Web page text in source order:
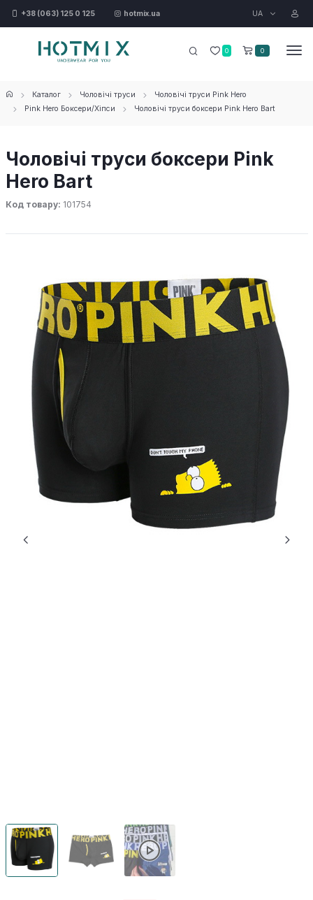
+38 (063) 125 0 125 hotmix.ua UA
0 0
Каталог Чоловічі труси
Чоловічі труси Pink Hero
Pink Hero Боксери/Хіпси
Чоловічі труси боксери Pink Hero Bart
Чоловічі труси боксери Pink
Hero Bart
Код товару: 101754